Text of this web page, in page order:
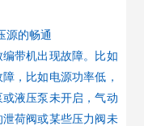
源的畅通
带机出现故障。比如
，比如电源功率低，
液压泵未开启，气动
荷阀或某些压力阀未